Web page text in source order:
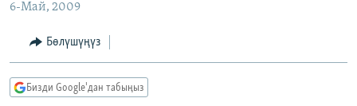
САЯСАТ
ЭКОНОМИКА
ДҮЙНӨ
БОРБОР АЗИЯ
УКРАИНА
АТАЙЫН ИЛИКТӨӨ
БҮГҮН АЗАТТЫКТА
ПОДКАСТ
6-Май, 2009
Бөлүшүңүз
Бизди Google'дан табыңыз